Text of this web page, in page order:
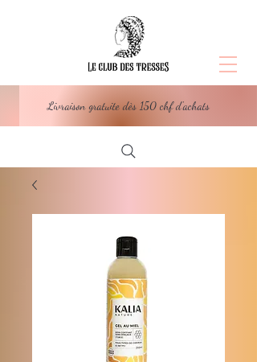
Livraison gratuite dès 150 chf d'achats